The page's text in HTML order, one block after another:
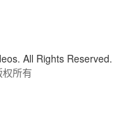
All Rights Reserved.
权所有